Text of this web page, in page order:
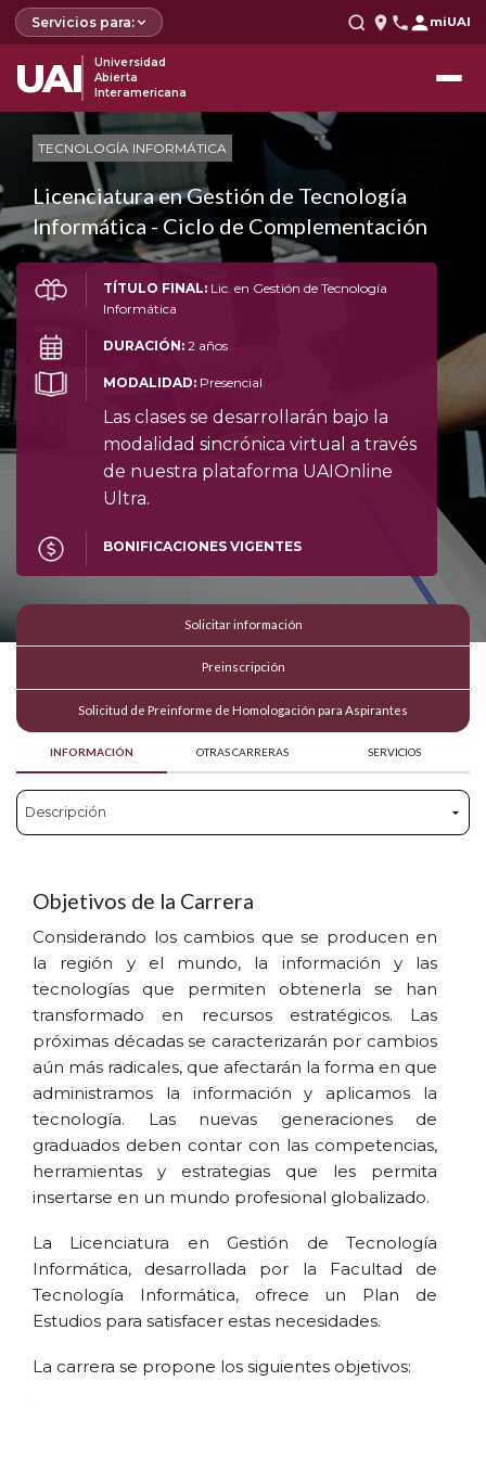
Servicios para: miUAI
UAI
Universidad
Abierta
Interamericana
TECNOLOGÍA INFORMÁTICA
Licenciatura en Gestión de Tecnología
Informática - Ciclo de Complementación
TÍTULO FINAL:Lic. en Gestión de Tecnología
Informática
DURACIÓN:2 años
MODALIDAD:Presencial
Las clases se desarrollarán bajo la
modalidad sincrónica virtual a través
de nuestra plataforma UAIOnline
Ultra.
BONIFICACIONES VIGENTES
Solicitar información
Preinscripción
Solicitud de Preinforme de Homologación para Aspirantes
INFORMACIÓN OTRAS CARRERAS SERVICIOS
Objetivos de la Carrera
Considerando los cambios que se producen en
la región y el mundo, la información y las
tecnologías que permiten obtenerla se han
transformado en recursos estratégicos. Las
próximas décadas se caracterizarán por cambios
aún más radicales, que afectarán la forma en que
administramos la información y aplicamos la
tecnología. Las nuevas generaciones de
graduados deben contar con las competencias,
herramientas y estrategias que les permita
insertarse en un mundo profesional globalizado.
La Licenciatura en Gestión de Tecnología
Informática, desarrollada por la Facultad de
Tecnología Informática, ofrece un Plan de
Estudios para satisfacer estas necesidades.
La carrera se propone los siguientes objetivos: